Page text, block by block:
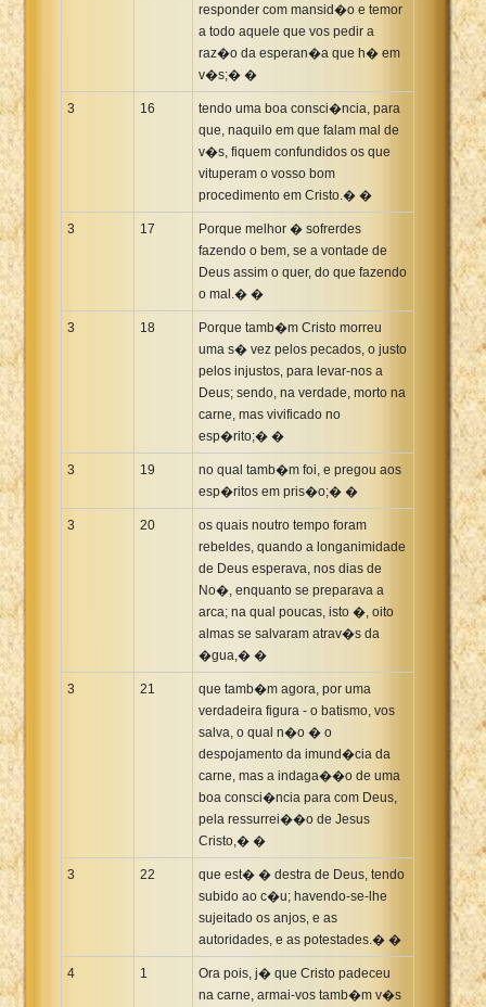
responder com mansid�o e temor
a todo aquele que vos pedir a
raz�o da esperan�a que h� em
v�s;� �
3 16
tendo uma boa consci�ncia, para
que, naquilo em que falam mal de
v�s, fiquem confundidos os que
vituperam o vosso bom
procedimento em Cristo.� �
3 17
Porque melhor � sofrerdes
fazendo o bem, se a vontade de
Deus assim o quer, do que fazendo
o mal.� �
3 18
Porque tamb�m Cristo morreu
uma s� vez pelos pecados, o justo
pelos injustos, para levar-nos a
Deus; sendo, na verdade, morto na
carne, mas vivificado no
esp�rito;� �
3 19
no qual tamb�m foi, e pregou aos
esp�ritos em pris�o;� �
3 20
os quais noutro tempo foram
rebeldes, quando a longanimidade
de Deus esperava, nos dias de
No�, enquanto se preparava a
arca; na qual poucas, isto �, oito
almas se salvaram atrav�s da
�gua,� �
3 21
que tamb�m agora, por uma
verdadeira figura - o batismo, vos
salva, o qual n�o � o
despojamento da imund�cia da
carne, mas a indaga��o de uma
boa consci�ncia para com Deus,
pela ressurrei��o de Jesus
Cristo,� �
3 22
que est� � destra de Deus, tendo
subido ao c�u; havendo-se-lhe
sujeitado os anjos, e as
autoridades, e as potestades.� �
4 1
Ora pois, j� que Cristo padeceu
na carne, armai-vos tamb�m v�s